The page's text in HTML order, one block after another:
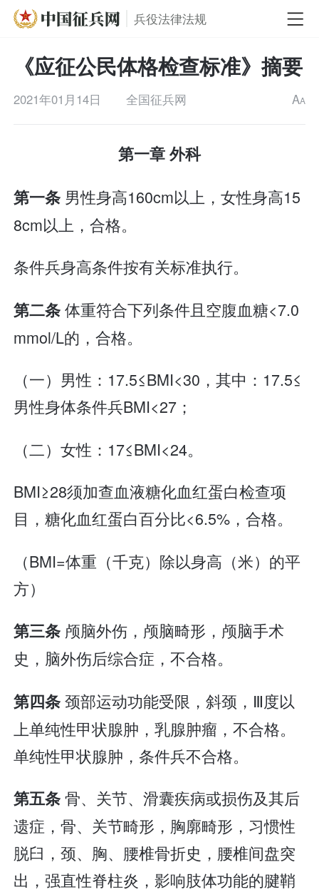
兵役法律法规
《应征公民体格检查标准》摘要
2021年01月14日 全国征兵网 AA
第一章 外科
第一条 男性身高160cm以上，女性身高15
8cm以上，合格。
条件兵身高条件按有关标准执行。
第二条体重符合下列条件且空腹血糖<7.0
mmol/L的，合格。
（一）男性：17.5≤BMI<30，其中：17.5≤
男性身体条件兵BMI<27；
（二）女性：17≤BMI<24。
BMI≥28须加查血液糖化血红蛋白检查项
目，糖化血红蛋白百分比<6.5%，合格。
（BMI=体重（千克）除以身高（米）的平
方）
第三条 颅脑外伤，颅脑畸形，颅脑手术
史，脑外伤后综合症，不合格。
第四条颈部运动功能受限，斜颈，Ⅲ度以
上单纯性甲状腺肿，乳腺肿瘤，不合格。
单纯性甲状腺肿，条件兵不合格。
第五条骨、关节、滑囊疾病或损伤及其后
遗症，骨、关节畸形，胸廓畸形，习惯性
脱臼，颈、胸、腰椎骨折史，腰椎间盘突
出，强直性脊柱炎，影响肢体功能的腱鞘